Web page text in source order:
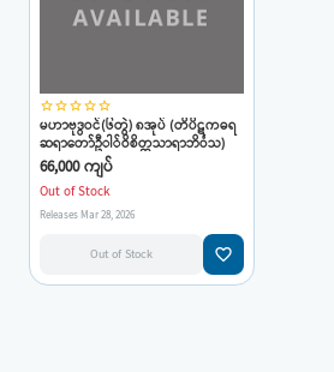
star_borderstar_borderstar_borderstar_borderstar_border
မဟာဗုဒွဝင်(၆တွဲ) ၈အုပ် (တိပိဋကဓရ
ဆရာတော်ဦါ်ဝိစိတ္တသာရာဘိဝံသ)
66,000 ကျပ်
Out of Stock
Releases Mar 28, 2026
Out of Stock favorite_border